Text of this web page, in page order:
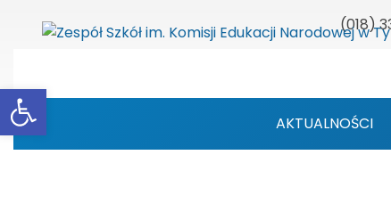
(018)
AKTUALNOŚCI
Otwórz pasek narzędzi